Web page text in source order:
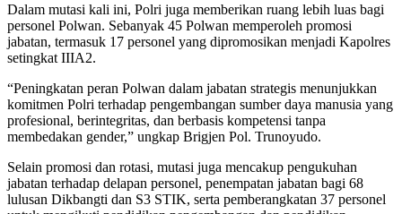
Dalam mutasi kali ini, Polri juga memberikan ruang lebih luas bagi
personel Polwan. Sebanyak 45 Polwan memperoleh promosi
jabatan, termasuk 17 personel yang dipromosikan menjadi Kapolres
setingkat IIIA2.
“Peningkatan peran Polwan dalam jabatan strategis menunjukkan
komitmen Polri terhadap pengembangan sumber daya manusia yang
profesional, berintegritas, dan berbasis kompetensi tanpa
membedakan gender,” ungkap Brigjen Pol. Trunoyudo.
Selain promosi dan rotasi, mutasi juga mencakup pengukuhan
jabatan terhadap delapan personel, penempatan jabatan bagi 68
lulusan Dikbangti dan S3 STIK, serta pemberangkatan 37 personel